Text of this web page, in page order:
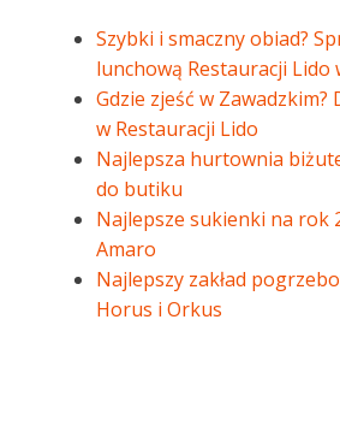
Szybki i smaczny obiad?
lunchową Restauracji Lido
Gdzie zjeść w
w Restauracji Lido
Najlepsza hurtownia
do butiku
Najlepsze sukienki na rok
Amaro
Najlepszy zakład
Horus i Orkus